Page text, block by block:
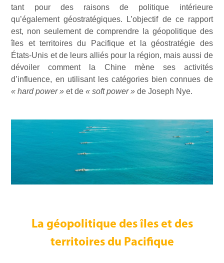
tant pour des raisons de politique intérieure
qu’également géostratégiques. L’objectif de ce rapport
est, non seulement de comprendre la géopolitique des
îles et territoires du Pacifique et la géostratégie des
États-Unis et de leurs alliés pour la région, mais aussi de
dévoiler comment la Chine mène ses activités
d’influence, en utilisant les catégories bien connues de
« hard power » et de« soft power » de Joseph Nye.
La géopolitique des îles et des
territoires du Pacifique